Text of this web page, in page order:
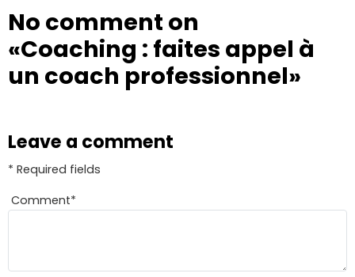
No comment on
«Coaching : faites appel à
un coach professionnel»
Leave a comment
* Required fields
Comment*